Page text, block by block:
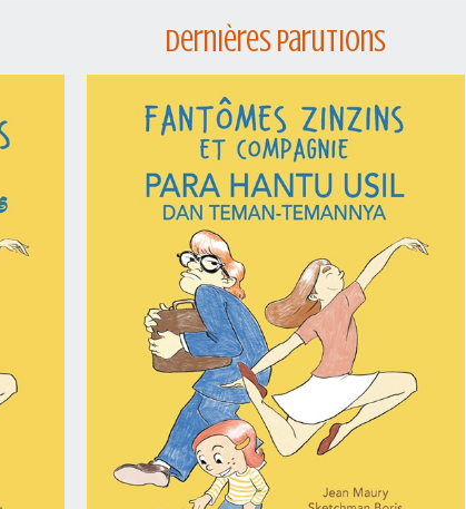
Dernières parutions